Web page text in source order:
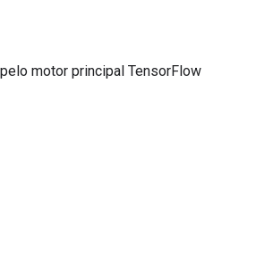
motor principal TensorFlow